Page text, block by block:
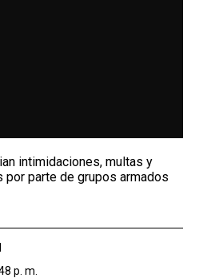
intimidaciones, multas y
parte de grupos armados
p. m.